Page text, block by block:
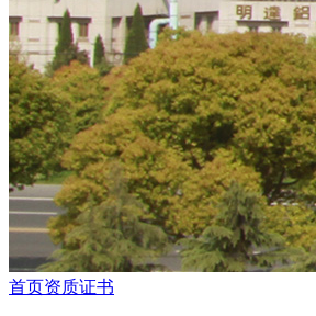
首页资质证书